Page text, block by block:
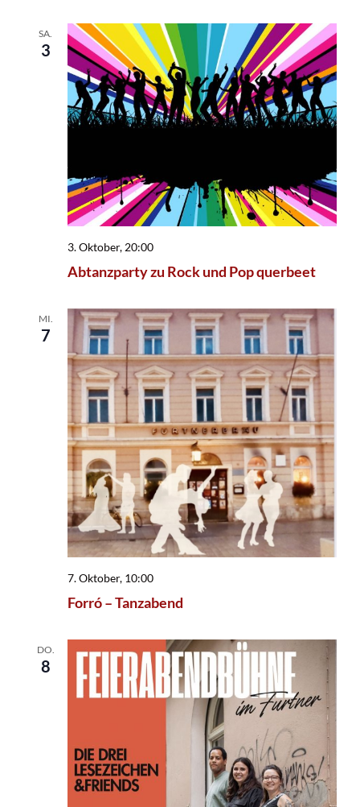
SA.
3
Abtanzparty zu Rock und Pop querbeet
3. Oktober, 20:00
MI.
7
Forró – Tanzabend
7. Oktober, 10:00
DO.
8